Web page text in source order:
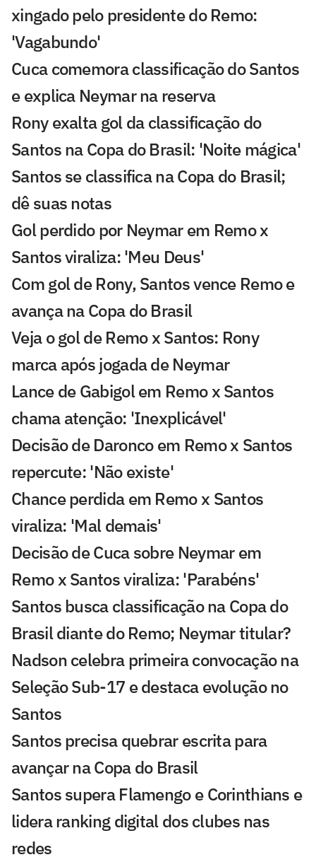
xingado pelo presidente do Remo:
'Vagabundo'
Cuca comemora classificação do Santos
e explica Neymar na reserva
Rony exalta gol da classificação do
Santos na Copa do Brasil: 'Noite mágica'
Santos se classifica na Copa do Brasil;
dê suas notas
Gol perdido por Neymar em Remo x
Santos viraliza: 'Meu Deus'
Com gol de Rony, Santos vence Remo e
avança na Copa do Brasil
Veja o gol de Remo x Santos: Rony
marca após jogada de Neymar
Lance de Gabigol em Remo x Santos
chama atenção: 'Inexplicável'
Decisão de Daronco em Remo x Santos
repercute: 'Não existe'
Chance perdida em Remo x Santos
viraliza: 'Mal demais'
Decisão de Cuca sobre Neymar em
Remo x Santos viraliza: 'Parabéns'
Santos busca classificação na Copa do
Brasil diante do Remo; Neymar titular?
Nadson celebra primeira convocação na
Seleção Sub-17 e destaca evolução no
Santos
Santos precisa quebrar escrita para
avançar na Copa do Brasil
Santos supera Flamengo e Corinthians e
lidera ranking digital dos clubes nas
redes